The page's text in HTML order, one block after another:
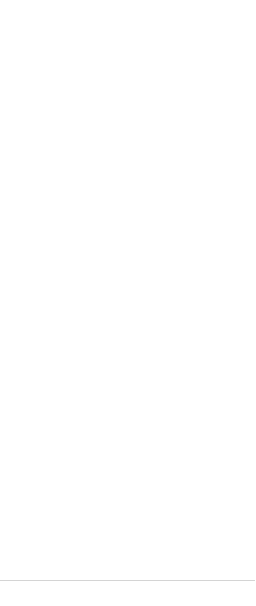
MITHILFE DIESES ARTIKELS
wir uns verbessern können.